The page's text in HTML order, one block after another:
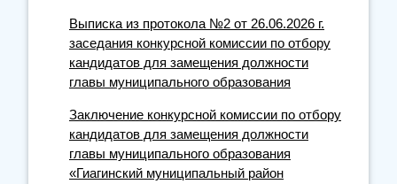
Выписка из протокола №2 от 26.06.2026 г.
заседания конкурсной комиссии по отбору
кандидатов для замещения должности
главы муниципального образования
Заключение конкурсной комиссии по отбору
кандидатов для замещения должности
главы муниципального образования
«Гиагинский муниципальный район